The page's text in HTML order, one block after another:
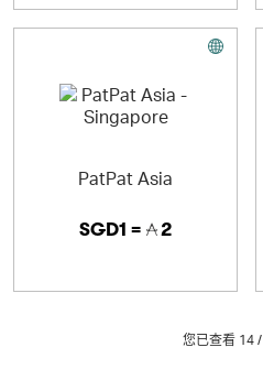
PatPat Asia
SGD1 = 2
您已查看 14 /